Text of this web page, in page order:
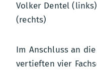
Volker Dentel
(rechts)
Im Anschluss an
vertieften vier